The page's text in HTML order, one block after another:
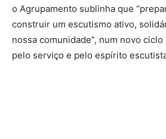
o Agrupamento sublinha que
construir um escutismo ativo,
nossa comunidade”, num novo
pelo serviço e pelo espírito